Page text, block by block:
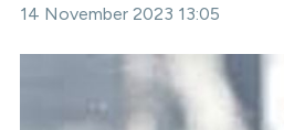
14 November 2023 13:05